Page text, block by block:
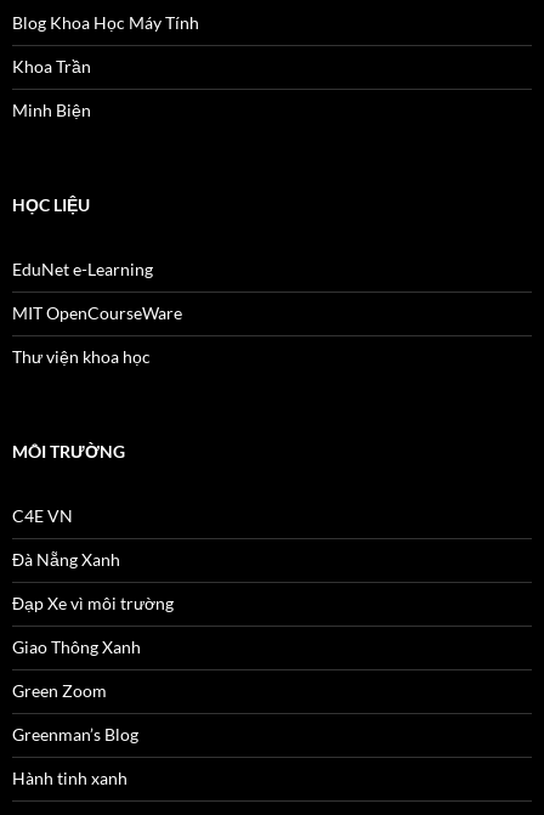
Blog Khoa Học Máy Tính
Khoa Trần
Minh Biện
HỌC LIỆU
EduNet e-Learning
MIT OpenCourseWare
Thư viện khoa học
MÔI TRƯỜNG
C4E VN
Đà Nẵng Xanh
Đạp Xe vì môi trường
Giao Thông Xanh
Green Zoom
Greenman’s Blog
Hành tinh xanh